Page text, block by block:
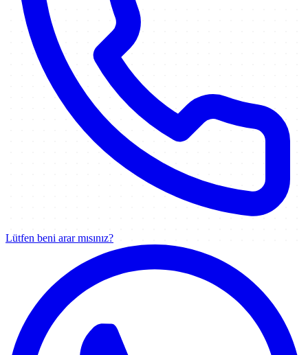
Lütfen beni arar mısınız?